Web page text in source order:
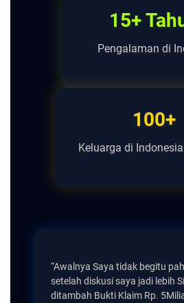
15+
Pengalaman di
100+
Keluarga di
“Awalnya Saya tidak begitu
setelah diskusi saya jadi lebih
ditambah Bukti Klaim Rp.